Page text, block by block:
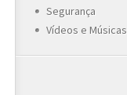
Segurança
Vídeos e Músicas